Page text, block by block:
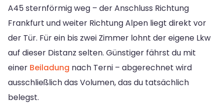
A45 sternförmig weg – der Anschluss Richtung
Frankfurt und weiter Richtung Alpen liegt direkt vor
der Tür. Für ein bis zwei Zimmer lohnt der eigene Lkw
auf dieser Distanz selten. Günstiger fährst du mit
einer Beiladung nach Terni – abgerechnet wird
ausschließlich das Volumen, das du tatsächlich
belegst.